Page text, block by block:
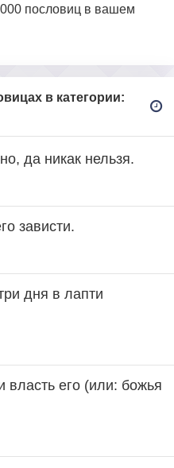
пословиц в вашем
в категории:
да никак нельзя.
зависти.
дня в лапти
его (или: божья